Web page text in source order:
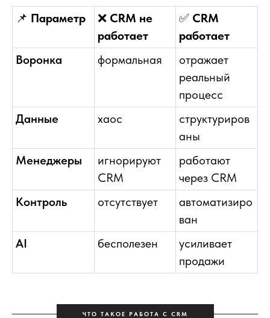
📌 Параметр ❌ CRM не
работает
✅ CRM
работает
Воронка
формальная
отражает
реальный
процесс
Данные
хаос
структуриров
аны
Менеджеры
игнорируют
CRM
работают
через CRM
Контроль
отсутствует
автоматизиро
ван
AI
бесполезен
усиливает
продажи
ЧТО ТАКОЕ РАБОТА С CRM